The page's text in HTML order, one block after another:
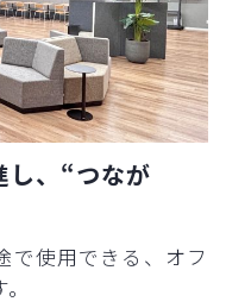
し、“つなが
で使用できる、オフ